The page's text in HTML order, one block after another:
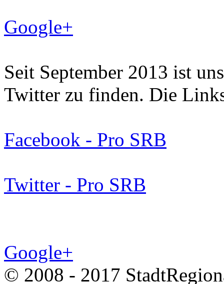
Google+
Seit September 2013 ist
Twitter zu finden. Die
Facebook - Pro SRB
Twitter - Pro SRB
Google+
© 2008 - 2017